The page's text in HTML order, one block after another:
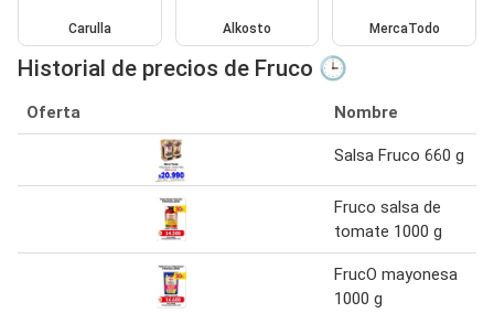
Carulla Alkosto MercaTodo
Historial de precios de Fruco 🕒
Oferta Nombre
Salsa Fruco 660 g
Fruco salsa de
tomate 1000 g
FrucO mayonesa
1000 g